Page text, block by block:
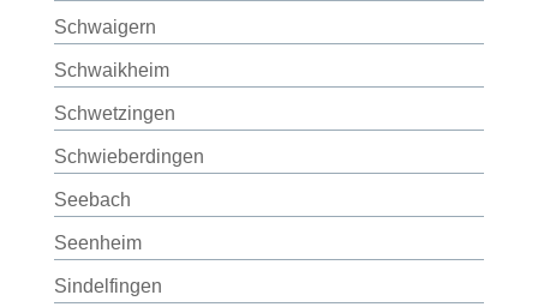
Schwaigern
Schwaikheim
Schwetzingen
Schwieberdingen
Seebach
Seenheim
Sindelfingen